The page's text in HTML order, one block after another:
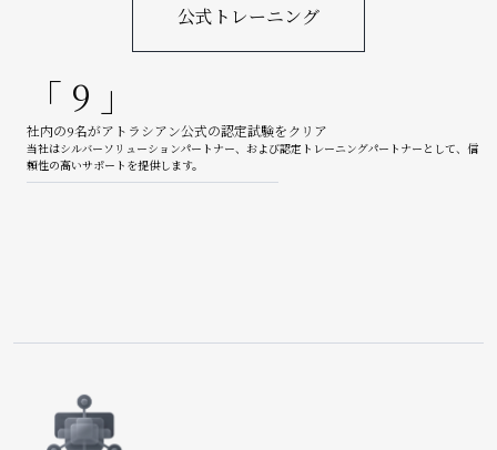
公式トレーニング
「 9 」
社内の9名がアトラシアン公式の認定試験をクリア
当社はシルバーソリューションパートナー、および認定トレーニングパートナーとして、信
頼性の高いサポートを提供します。
Image